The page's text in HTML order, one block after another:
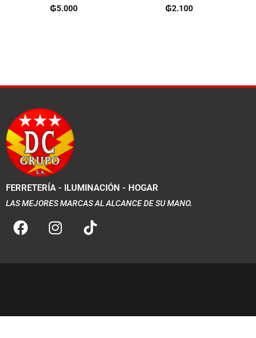
₲5.000 ₲2.100
FERRETERÍA - ILUMINACIÓN - HOGAR
LAS MEJORES MARCAS AL ALCANCE DE SU MANO.
F
a
e
I
n
t